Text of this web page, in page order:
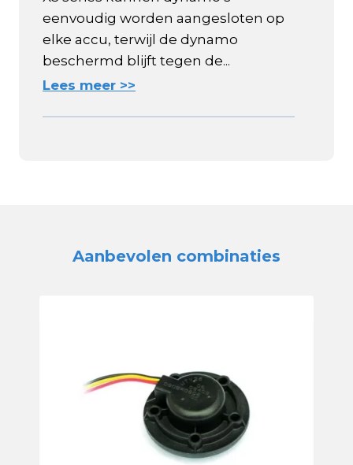
eenvoudig worden aangesloten op
elke accu, terwijl de dynamo
beschermd blijft tegen de...
Lees meer >>
Aanbevolen combinaties